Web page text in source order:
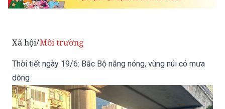
Xã hội/Môi trường
Thời tiết ngày 19/6: Bắc Bộ nắng nóng, vùng núi có mưa
dông